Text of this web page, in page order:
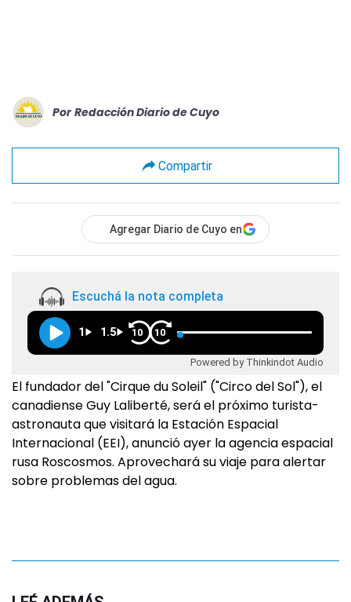
Por Redacción Diario de Cuyo
Compartir
Agregar Diario de Cuyo en
Escuchá la nota completa
1 1.5 10 10
Powered by Thinkindot Audio
El fundador del "Cirque du Soleil" ("Circo del Sol"), el
canadiense Guy Laliberté, será el próximo turista-
astronauta que visitará la Estación Espacial
Internacional (EEI), anunció ayer la agencia espacial
rusa Roscosmos. Aprovechará su viaje para alertar
sobre problemas del agua.